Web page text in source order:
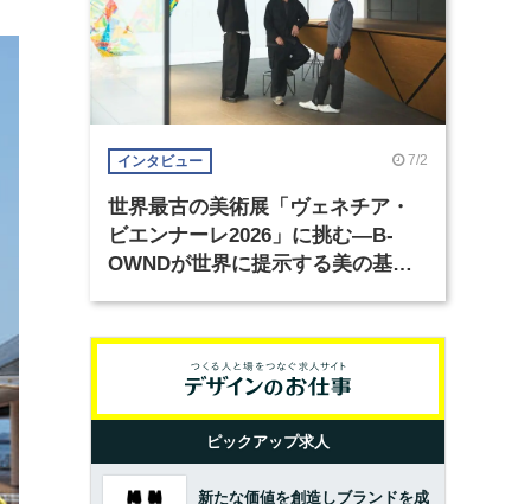
インタビュー 7/2
世界最古の美術展「ヴェネチア・
ビエンナーレ2026」に挑む―B-
OWNDが世界に提示する美の基準
ピックアップ求人
新たな価値を創造しブランドを成